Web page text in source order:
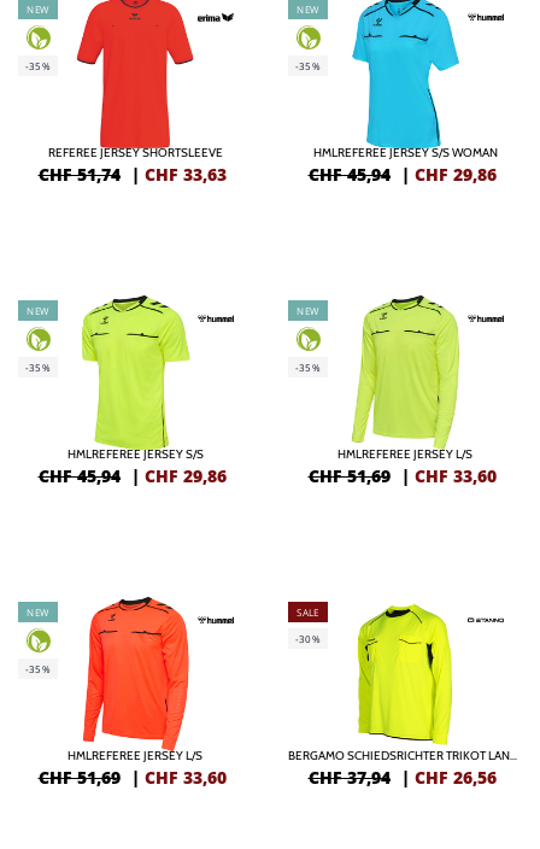
NEW
-35%
REFEREE JERSEY SHORTSLEEVE
CHF 51,74 | CHF 33,63
NEW
-35%
HMLREFEREE JERSEY S/S WOMAN
CHF 45,94 | CHF 29,86
NEW
-35%
HMLREFEREE JERSEY S/S
CHF 45,94 | CHF 29,86
NEW
-35%
HMLREFEREE JERSEY L/S
CHF 51,69 | CHF 33,60
NEW
-35%
HMLREFEREE JERSEY L/S
CHF 51,69 | CHF 33,60
SALE
-30%
BERGAMO SCHIEDSRICHTER TRIKOT LANGARM
CHF 37,94 | CHF 26,56